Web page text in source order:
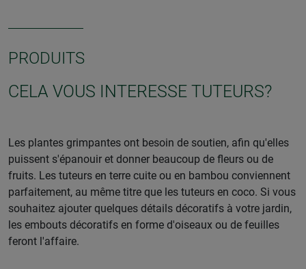
PRODUITS
CELA VOUS INTERESSE TUTEURS?
Les plantes grimpantes ont besoin de soutien, afin qu'elles
puissent s'épanouir et donner beaucoup de fleurs ou de
fruits. Les tuteurs en terre cuite ou en bambou conviennent
parfaitement, au même titre que les tuteurs en coco. Si vous
souhaitez ajouter quelques détails décoratifs à votre jardin,
les embouts décoratifs en forme d'oiseaux ou de feuilles
feront l'affaire.